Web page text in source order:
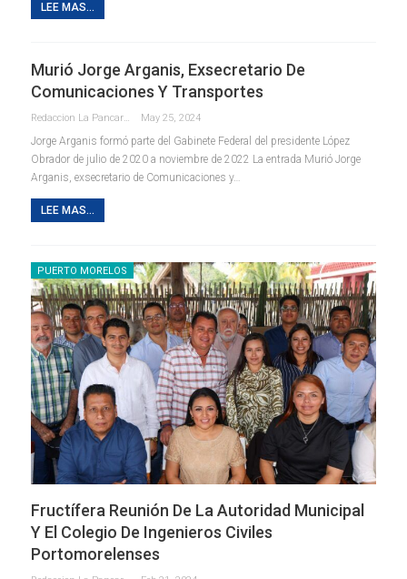
LEE MAS...
Murió Jorge Arganis, Exsecretario De
Comunicaciones Y Transportes
Redaccion La Pancarta De Quintana Roo May 25, 2024
Jorge Arganis formó parte del Gabinete Federal del presidente López
Obrador de julio de 2020 a noviembre de 2022 La entrada Murió Jorge
Arganis, exsecretario de Comunicaciones y…
LEE MAS...
PUERTO MORELOS
Fructífera Reunión De La Autoridad Municipal
Y El Colegio De Ingenieros Civiles
Portomorelenses